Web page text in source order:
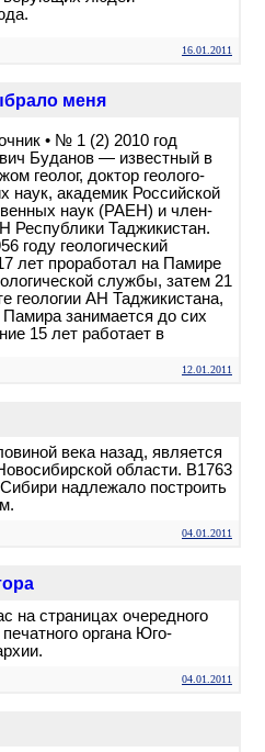
16.01.2011
меня
• № 1 (2) 2010 год
Буданов — известный в
геолог, доктор геолого-
наук, академик Российской
наук (РАЕН) и член-
Республики Таджикистан.
году геологический
лет проработал на Памире
службы, затем 21
геологии АН Таджикистана,
занимается до сих
15 лет работает в
12.01.2011
века назад, является
области. В1763
надлежало построить
04.01.2011
на страницах очередного
органа Юго-
04.01.2011